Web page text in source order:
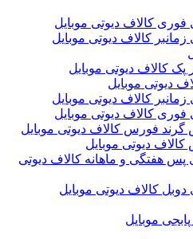
کالاف دیوتی موبایل
کالاف دیوتی موبایل
پک کالاف دیوتی موبایل
دیوتی موبایل
کالاف دیوتی موبایل
کالاف دیوتی موبایل
گرند فورس کالاف دیوتی موبایل
دیوتی موبایل
پس هفتگی و ماهانه کالاف دیوتی
کالاف دیوتی موبایل
موبایل